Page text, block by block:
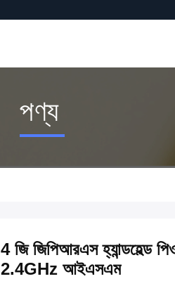
পণ্য
4 জি জিপিআরএস হ্যান্ডহেল্ড
2.4GHz আইএসএম